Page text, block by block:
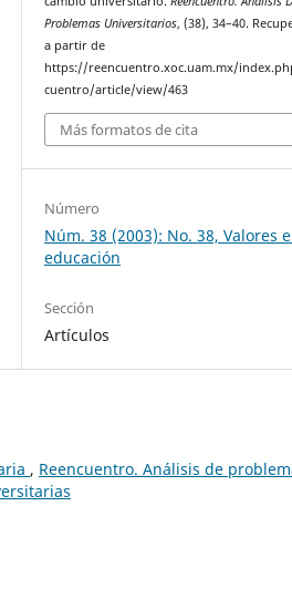
Problemas Universitarios, (38), 34–40.
a partir de
https://reencuentro.xoc.uam.mx/
cuentro/article/view/463
Más formatos de cita
Número
Núm. 38 (2003): No. 38, Valores
educación
Sección
Artículos
, Reencuentro. Análisis de